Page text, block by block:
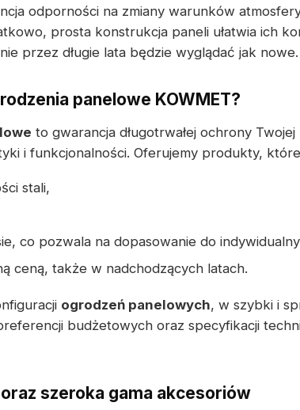
odporności na zmiany warunków
prosta konstrukcja paneli ułatwia ich
przez długie lata będzie wyglądać jak nowe.
panelowe KOWMET?
to gwarancja długotrwałej ochrony
i funkcjonalności. Oferujemy produkty,
stali,
co pozwala na dopasowanie do
ceną, także w nadchodzących latach.
ogrodzeń panelowych, w szybki i
budżetowych oraz specyfikacji
szeroka gama akcesoriów